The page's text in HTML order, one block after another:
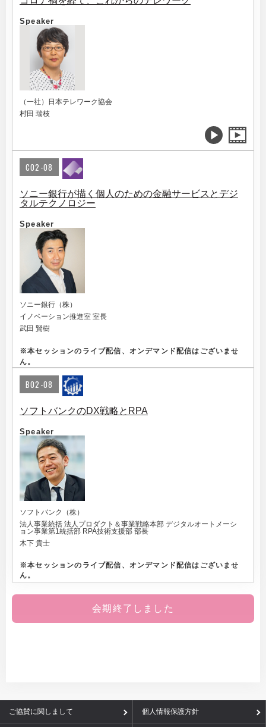
Speaker
（一社）日本テレワーク協会
村田 瑞枝
C02-08
ソニー銀行が描く個人のための金融サービスとデジ
タルテクノロジー
Speaker
ソニー銀行（株）
イノベーション推進室 室長
武田 賢樹
※本セッションのライブ配信、オンデマンド配信はございませ
ん。
B02-08
ソフトバンクのDX戦略とRPA
Speaker
ソフトバンク（株）
法人事業統括 法人プロダクト＆事業戦略本部 デジタルオートメーシ
ョン事業第1統括部 RPA技術支援部 部長
木下 貴士
※本セッションのライブ配信、オンデマンド配信はございませ
ん。
会期終了しました
ご協賛に関しまして 個人情報保護方針